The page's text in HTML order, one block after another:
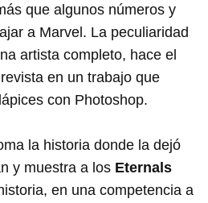
que algunos números y
a Marvel. La peculiaridad
artista completo, hace el
en un trabajo que
con Photoshop.
la historia donde la dejó
y muestra a los Eternals
en una competencia a